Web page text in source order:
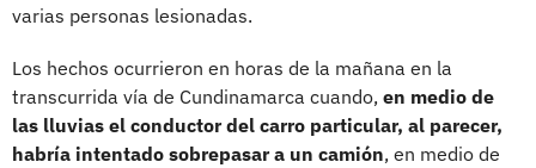
varias personas lesionadas.
Los hechos ocurrieron en horas de la mañana en la
transcurrida vía de Cundinamarca cuando, en medio de
las lluvias el conductor del carro particular, al parecer,
habría intentado sobrepasar a un camión, en medio de